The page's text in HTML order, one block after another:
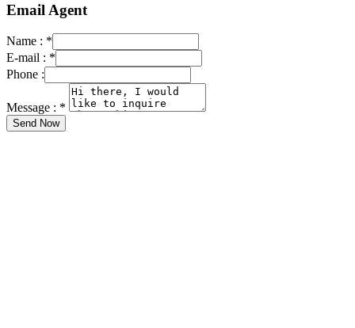
Email Agent
Name : *
E-mail : *
Phone :
Message : *